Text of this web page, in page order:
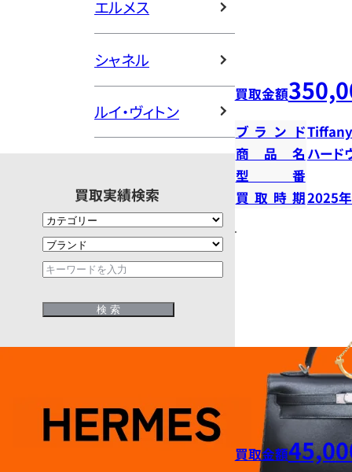
エルメス
シャネル
ルイ・ヴィトン
買取実績検索
買取金額
ブランド
商品名 ハード
型番
買取時期2025
買取金額